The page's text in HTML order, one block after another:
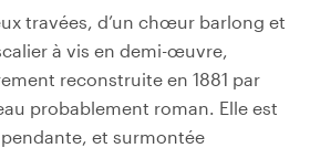
travées, d’un chœur barlong et
à vis en demi-œuvre,
reconstruite en 1881 par
probablement roman. Elle est
et surmontée